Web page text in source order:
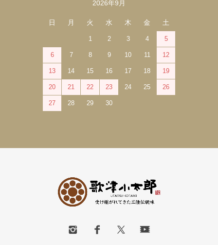
2026年9月
日 月 火 水 木 金 土
1 2 3 4 5
6 7 8 9 10 11 12
13 14 15 16 17 18 19
20 21 22 23 24 25 26
27 28 29 30